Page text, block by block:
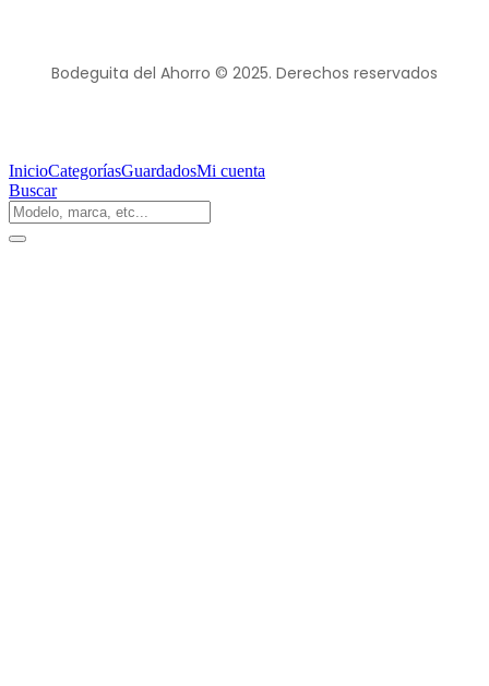
Bodeguita del Ahorro © 2025. Derechos reservados
InicioCategoríasGuardadosMi cuenta
Buscar